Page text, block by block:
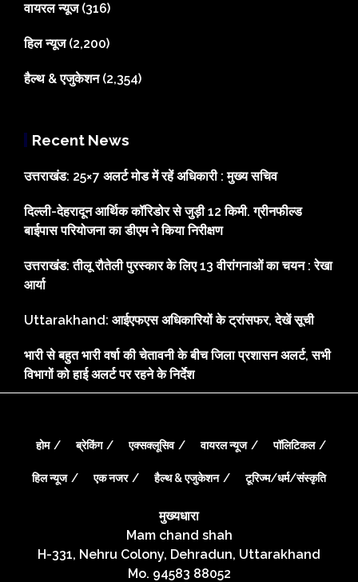
वायरल न्यूज(316)
हिल न्यूज(2,200)
हैल्थ & एजुकेशन(2,354)
Recent News
उत्तराखंड: 25×7 अलर्ट मोड में रहें अधिकारी : मुख्य सचिव
दिल्ली-देहरादून आर्थिक कॉरिडोर से जुड़ी 12 किमी. ग्रीनफील्ड
बाईपास परियोजना का डीएम ने किया निरीक्षण
उत्तराखंड: तीलू रौतेली पुरस्कार के लिए 13 वीरांगनाओं का चयन : रेखा
आर्या
Uttarakhand: आईएफएस अधिकारियों के ट्रांसफर, देखें सूची
भारी से बहुत भारी वर्षा की चेतावनी के बीच जिला प्रशासन अलर्ट, सभी
विभागों को हाई अलर्ट पर रहने के निर्देश
होम ब्रेकिंग एक्सक्लूसिव वायरल न्यूज पॉलिटिकल
हिल न्यूज एक नजर हैल्थ & एजुकेशन टूरिज्म/धर्म/संस्कृति
मुख्यधारा
Mam chand shah
H-331, Nehru Colony, Dehradun, Uttarakhand
Mo. 94583 88052